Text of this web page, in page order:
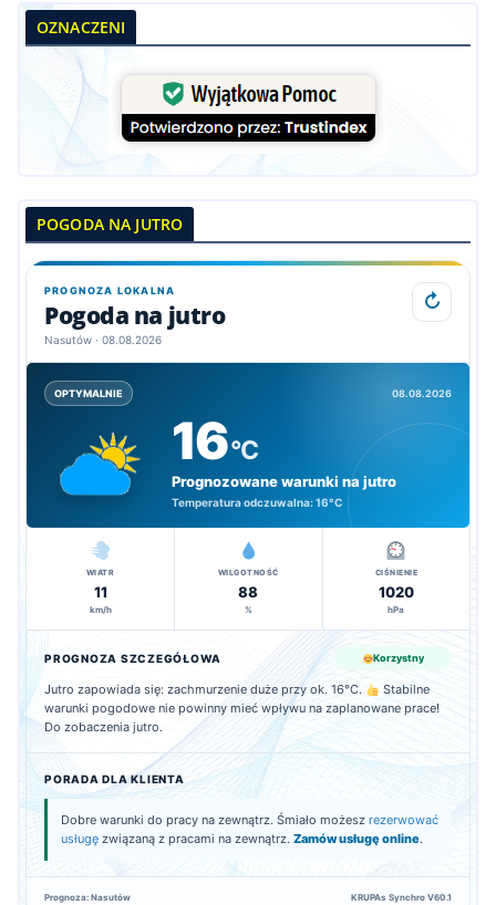
OZNACZENI
POGODA NA JUTRO
PROGNOZA LOKALNA
Pogoda na jutro
Nasutów · 08.08.2026
↻
OPTYMALNIE 08.08.2026
16°C
Prognozowane warunki na jutro
Temperatura odczuwalna:16°C
WIATR
11
km/h
WILGOTNOŚĆ
88
%
CIŚNIENIE
1020
hPa
PROGNOZA SZCZEGÓŁOWA Korzystny
Jutro zapowiada się: zachmurzenie duże przy ok. 16°C.
Stabilne
warunki pogodowe nie powinny mieć wpływu na zaplanowane prace!
Do zobaczenia jutro.
PORADA DLA KLIENTA
Dobre warunki do pracy na zewnątrz. Śmiało możesz rezerwować
usługę związaną z pracami na zewnątrz. Zamów usługę online.
Prognoza: Nasutów KRUPAs Synchro V60.1